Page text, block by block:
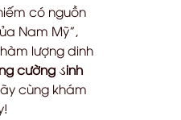
có nguồn
Nam Mỹ”,
lượng dinh
cườngડinh
cùng khám